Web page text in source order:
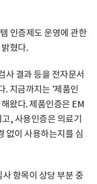
인증제도 운영에 관한
혔다.
사 결과 등을 전자문서
. 지금까지는 '제품인
왔다. 제품인증은 EM
, 사용인증은 의료기
없이 사용하는지를 심
항목이 상당 부분 중